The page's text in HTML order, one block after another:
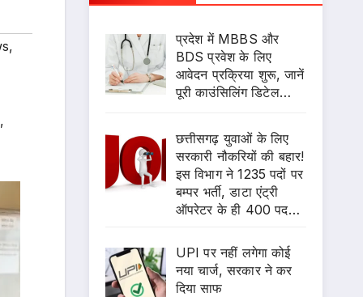
,
,
प्रदेश में MBBS और
BDS प्रवेश के लिए
आवेदन प्रक्रिया शुरू, जानें
पूरी काउंसिलिंग डिटेल…
छत्तीसगढ़ युवाओं के लिए
सरकारी नौकरियों की बहार!
इस विभाग ने 1235 पदों पर
बम्पर भर्ती, डाटा एंट्री
ऑपरेटर के ही 400 पद…
UPI पर नहीं लगेगा कोई
नया चार्ज, सरकार ने कर
दिया साफ